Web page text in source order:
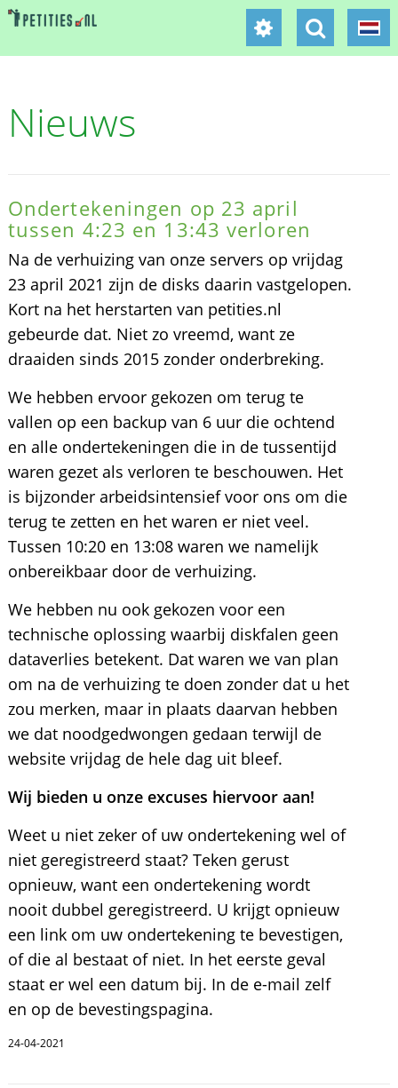
Nieuws
Ondertekeningen op 23 april
tussen 4:23 en 13:43 verloren
Na de verhuizing van onze servers op vrijdag
23 april 2021 zijn de disks daarin vastgelopen.
Kort na het herstarten van petities.nl
gebeurde dat. Niet zo vreemd, want ze
draaiden sinds 2015 zonder onderbreking.
We hebben ervoor gekozen om terug te
vallen op een backup van 6 uur die ochtend
en alle ondertekeningen die in de tussentijd
waren gezet als verloren te beschouwen. Het
is bijzonder arbeidsintensief voor ons om die
terug te zetten en het waren er niet veel.
Tussen 10:20 en 13:08 waren we namelijk
onbereikbaar door de verhuizing.
We hebben nu ook gekozen voor een
technische oplossing waarbij diskfalen geen
dataverlies betekent. Dat waren we van plan
om na de verhuizing te doen zonder dat u het
zou merken, maar in plaats daarvan hebben
we dat noodgedwongen gedaan terwijl de
website vrijdag de hele dag uit bleef.
Wij bieden u onze excuses hiervoor aan!
Weet u niet zeker of uw ondertekening wel of
niet geregistreerd staat? Teken gerust
opnieuw, want een ondertekening wordt
nooit dubbel geregistreerd. U krijgt opnieuw
een link om uw ondertekening te bevestigen,
of die al bestaat of niet. In het eerste geval
staat er wel een datum bij. In de e-mail zelf
en op de bevestingspagina.
24-04-2021